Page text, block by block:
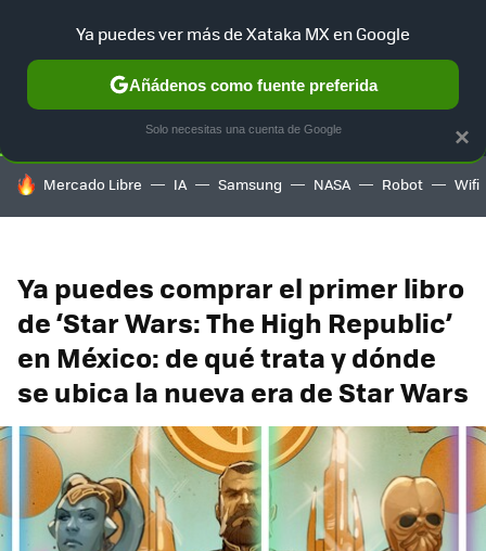
SELECCIÓN GAMING HOME AUTO TERRITORIO
HOY SE HABLA DE
Mercado Libre IA Samsung NASA Robot Wifi
Ya puedes comprar el primer libro
de ‘Star Wars: The High Republic’
en México: de qué trata y dónde
se ubica la nueva era de Star Wars
×
Ya puedes ver más de Xataka MX en Google
Añádenos como fuente preferida
Solo necesitas una cuenta de Google